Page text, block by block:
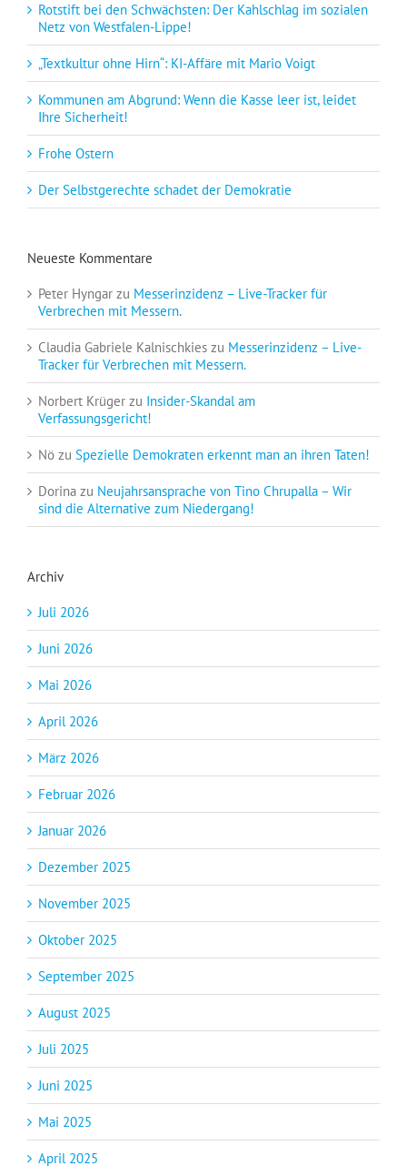
Rotstift bei den Schwächsten: Der Kahlschlag im sozialen
Netz von Westfalen-Lippe!
„Textkultur ohne Hirn“: KI-Affäre mit Mario Voigt
Kommunen am Abgrund: Wenn die Kasse leer ist, leidet
Ihre Sicherheit!
Frohe Ostern
Der Selbstgerechte schadet der Demokratie
Neueste Kommentare
Peter Hyngar zu Messerinzidenz – Live-Tracker für
Verbrechen mit Messern.
Claudia Gabriele Kalnischkies zu Messerinzidenz – Live-
Tracker für Verbrechen mit Messern.
Norbert Krüger zu Insider-Skandal am
Verfassungsgericht!
Nö zu Spezielle Demokraten erkennt man an ihren Taten!
Dorina zu Neujahrsansprache von Tino Chrupalla – Wir
sind die Alternative zum Niedergang!
Archiv
Juli 2026
Juni 2026
Mai 2026
April 2026
März 2026
Februar 2026
Januar 2026
Dezember 2025
November 2025
Oktober 2025
September 2025
August 2025
Juli 2025
Juni 2025
Mai 2025
April 2025